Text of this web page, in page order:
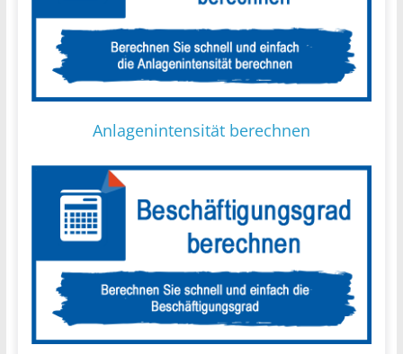
Anlagenintensität berechnen